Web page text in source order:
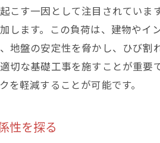
ひび割れが引き
観光都市として
ひび割れが住民
修繕遅延がもた
こす一因として注目されてい
します。この負荷は、建物や
地盤の安定性を脅かし、ひび
切な基礎工事を施すことが重
を軽減することが可能です。
性を探る